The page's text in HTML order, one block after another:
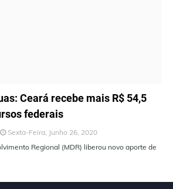
Ceará recebe mais R$ 54,5
federais
Sexta-Feira, Junho 26, 2020
Regional (MDR) liberou novo aporte de